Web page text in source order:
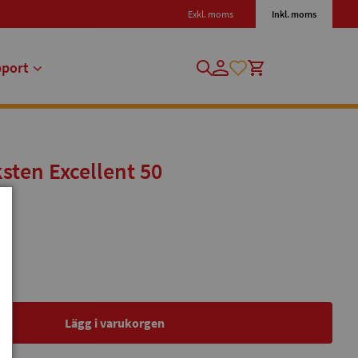
Exkl. moms Inkl. moms
Excellent 50
Lägg i varukorgen